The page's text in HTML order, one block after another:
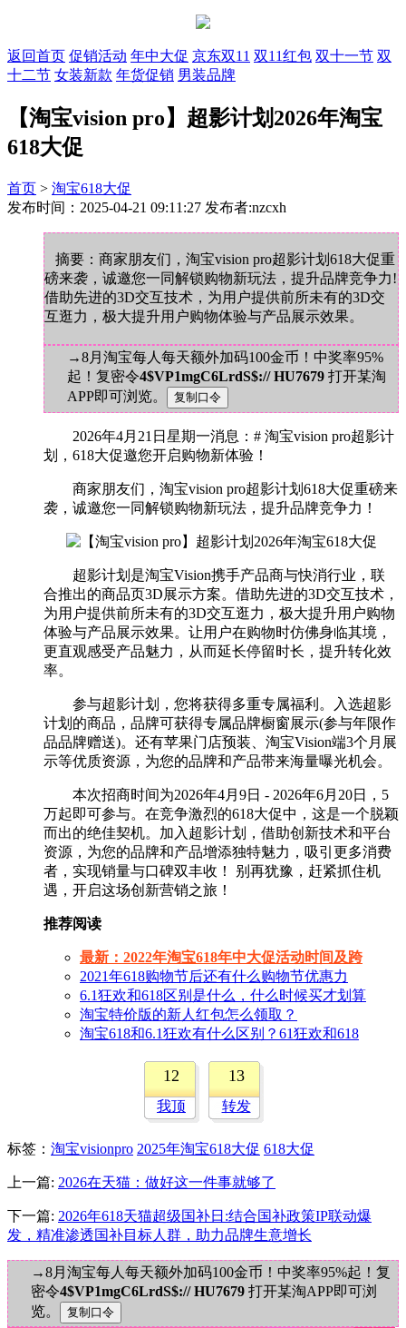
返回首页 促销活动 年中大促 京东双11 双11红包 双十一节 双
十二节 女装新款 年货促销 男装品牌
【淘宝vision pro】超影计划2026年淘宝
618大促
首页 > 淘宝618大促
发布时间：2025-04-21 09:11:27 发布者:nzcxh
摘要：商家朋友们，淘宝vision pro超影计划618大促重
磅来袭，诚邀您一同解锁购物新玩法，提升品牌竞争力!
借助先进的3D交互技术，为用户提供前所未有的3D交
互逛力，极大提升用户购物体验与产品展示效果。
→8月淘宝每人每天额外加码100金币！中奖率95%
起！复密令4$VP1mgC6LrdS$:// HU7679 打开某淘
APP即可浏览。
2026年4月21日星期一消息：# 淘宝vision pro超影计
划，618大促邀您开启购物新体验！
商家朋友们，淘宝vision pro超影计划618大促重磅来
袭，诚邀您一同解锁购物新玩法，提升品牌竞争力！
超影计划是淘宝Vision携手产品商与快消行业，联
合推出的商品页3D展示方案。借助先进的3D交互技术，
为用户提供前所未有的3D交互逛力，极大提升用户购物
体验与产品展示效果。让用户在购物时仿佛身临其境，
更直观感受产品魅力，从而延长停留时长，提升转化效
率。
参与超影计划，您将获得多重专属福利。入选超影
计划的商品，品牌可获得专属品牌橱窗展示(参与年限作
品品牌赠送)。还有苹果门店预装、淘宝Vision端3个月展
示等优质资源，为您的品牌和产品带来海量曝光机会。
本次招商时间为2026年4月9日 - 2026年6月20日，5
万起即可参与。在竞争激烈的618大促中，这是一个脱颖
而出的绝佳契机。加入超影计划，借助创新技术和平台
资源，为您的品牌和产品增添独特魅力，吸引更多消费
者，实现销量与口碑双丰收！ 别再犹豫，赶紧抓住机
遇，开启这场创新营销之旅！
推荐阅读
最新：2022年淘宝618年中大促活动时间及跨
2021年618购物节后还有什么购物节优惠力
6.1狂欢和618区别是什么，什么时候买才划算
淘宝特价版的新人红包怎么领取？
淘宝618和6.1狂欢有什么区别？61狂欢和618
12
我顶
13
转发
标签 ： 淘宝visionpro 2025年淘宝618大促 618大促
上一篇: 2026在天猫：做好这一件事就够了
下一篇: 2026年618天猫超级国补日:结合国补政策IP联动爆
发，精准渗透国补目标人群，助力品牌生意增长
→8月淘宝每人每天额外加码100金币！中奖率95%起！复
密令4$VP1mgC6LrdS$:// HU7679 打开某淘APP即可浏
览。